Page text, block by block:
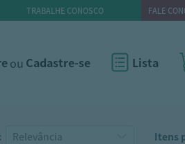
TRABALHE CONOSCO FALE
ou Cadastre-se Lista
Itens